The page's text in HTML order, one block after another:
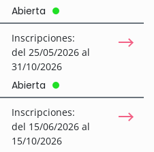
Abierta
Inscripciones:
del 25/05/2026 al
31/10/2026
Abierta
Inscripciones:
del 15/06/2026 al
15/10/2026